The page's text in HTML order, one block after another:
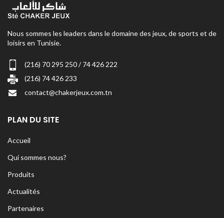
Nous sommes les leaders dans le domaine des jeux, de sports et de
loisirs en Tunisie.
(216) 70 295 250 / 74 426 222
(216) 74 426 233
contact@chakerjeux.com.tn
PLAN DU SITE
Accueil
Qui sommes nous?
Produits
Actualités
Partenaires